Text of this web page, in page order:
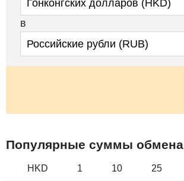
в
Популярные суммы обмена
HKD 1 10 25